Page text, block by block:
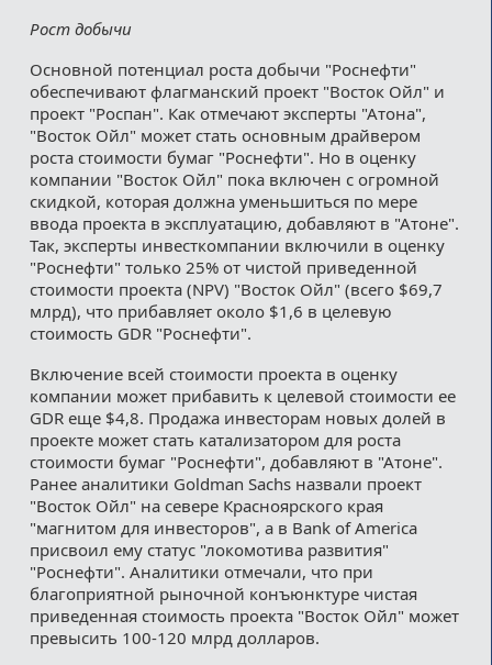
Рост добычи
Основной потенциал роста добычи "Роснефти"
обеспечивают флагманский проект "Восток Ойл" и
проект "Роспан". Как отмечают эксперты "Атона",
"Восток Ойл" может стать основным драйвером
роста стоимости бумаг "Роснефти". Но в оценку
компании "Восток Ойл" пока включен с огромной
скидкой, которая должна уменьшиться по мере
ввода проекта в эксплуатацию, добавляют в "Атоне".
Так, эксперты инвесткомпании включили в оценку
"Роснефти" только 25% от чистой приведенной
стоимости проекта (NPV) "Восток Ойл" (всего $69,7
млрд), что прибавляет около $1,6 в целевую
стоимость GDR "Роснефти".
Включение всей стоимости проекта в оценку
компании может прибавить к целевой стоимости ее
GDR еще $4,8. Продажа инвесторам новых долей в
проекте может стать катализатором для роста
стоимости бумаг "Роснефти", добавляют в "Атоне".
Ранее аналитики Goldman Sachs назвали проект
"Восток Ойл" на севере Красноярского края
"магнитом для инвесторов", а в Bank of America
присвоил ему статус "локомотива развития"
"Роснефти". Аналитики отмечали, что при
благоприятной рыночной конъюнктуре чистая
приведенная стоимость проекта "Восток Ойл" может
превысить 100-120 млрд долларов.